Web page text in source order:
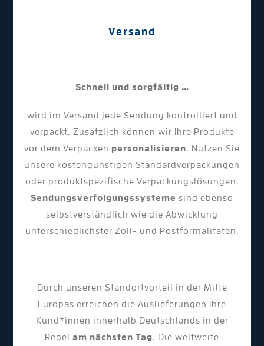
Versand
Schnell und sorgfältig …
wird im Versand jede Sendung kontrolliert und
verpackt. Zusätzlich können wir Ihre Produkte
vor dem Verpacken personalisieren. Nutzen Sie
unsere kostengünstigen Standardverpackungen
oder produktspezifische Verpackungslösungen.
Sendungsverfolgungssysteme sind ebenso
selbstverständlich wie die Abwicklung
unterschiedlichster Zoll- und Postformalitäten.
Durch unseren Standortvorteil in der Mitte
Europas erreichen die Auslieferungen Ihre
Kund*innen innerhalb Deutschlands in der
Regel am nächsten Tag. Die weltweite